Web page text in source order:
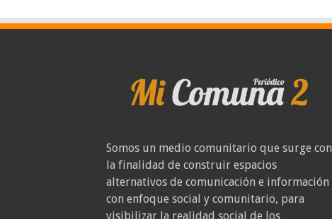
Somos un medio comunitario que surge con
la finalidad de construir espacios
alternativos de comunicación e información
con enfoque social y comunitario, para
visibilizar la realidad social de los